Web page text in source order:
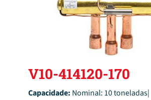
V10-414120-170
Capacidade: Nominal: 10 toneladas|